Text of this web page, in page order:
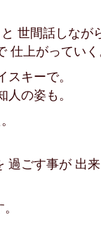
世間話しなが
仕上がってい
キーで。
の姿も。
過ごす事が 出